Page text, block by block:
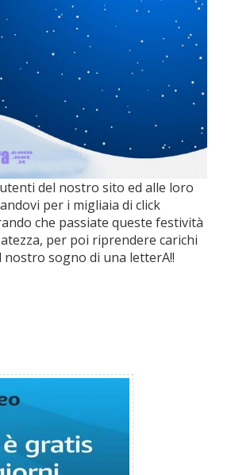
del nostro sito ed alle loro
per i migliaia di click
che passiate queste festività
per poi riprendere carichi
sogno di una letterA!!